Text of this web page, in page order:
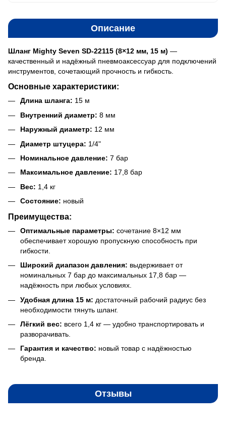
Описание
Шланг Mighty Seven SD-22115 (8×12 мм, 15 м) —
качественный и надёжный пневмоаксессуар для подключений
инструментов, сочетающий прочность и гибкость.
Основные характеристики:
Длина шланга: 15 м
Внутренний диаметр: 8 мм
Наружный диаметр: 12 мм
Диаметр штуцера: 1/4"
Номинальное давление: 7 бар
Максимальное давление: 17,8 бар
Вес: 1,4 кг
Состояние: новый
Преимущества:
Оптимальные параметры: сочетание 8×12 мм
обеспечивает хорошую пропускную способность при
гибкости.
Широкий диапазон давления: выдерживает от
номинальных 7 бар до максимальных 17,8 бар —
надёжность при любых условиях.
Удобная длина 15 м: достаточный рабочий радиус без
необходимости тянуть шланг.
Лёгкий вес: всего 1,4 кг — удобно транспортировать и
разворачивать.
Гарантия и качество: новый товар с надёжностью
бренда.
Отзывы